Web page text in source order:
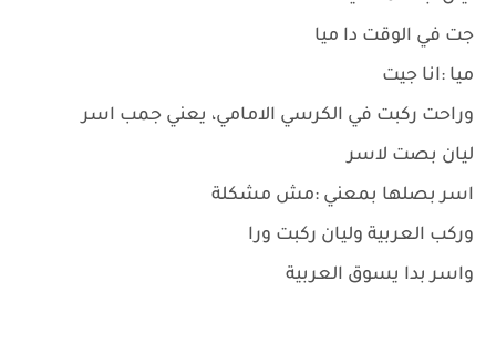
جت في الوقت دا ميا
ميا :انا جيت
وراحت ركبت في الكرسي الامامي، يعني جمب اسر
ليان بصت لاسر
اسر بصلها بمعني :مش مشكلة
وركب العربية وليان ركبت ورا
واسر بدا يسوق العربية